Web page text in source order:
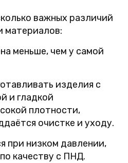
важных различий
материалов:
меньше, чем у самой
изделия с
и гладкой
плотности,
очистке и уходу.
при низком давлении,
качеству с ПНД.